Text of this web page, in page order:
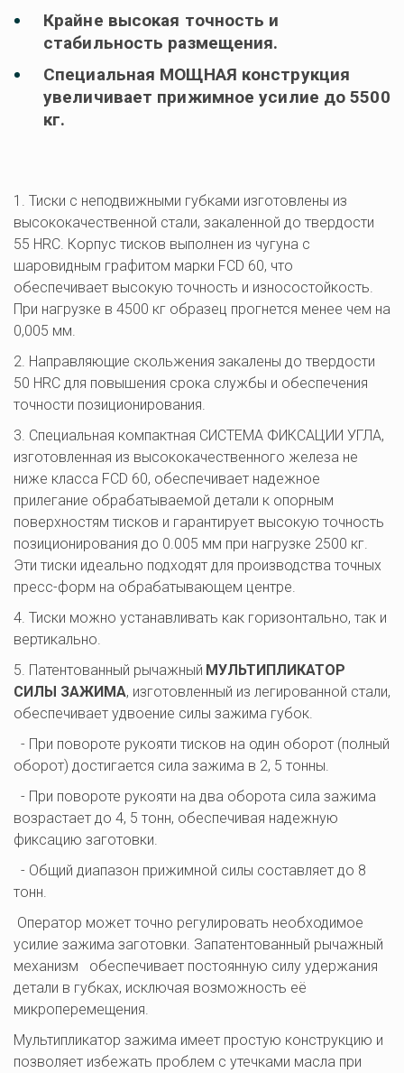
Крайне высокая точность и
стабильность размещения.
Специальная МОЩНАЯ конструкция
увеличивает прижимное усилие до 5500
кг.
1. Тиски с неподвижными губками изготовлены из
высококачественной стали, закаленной до твердости
55 HRC. Корпус тисков выполнен из чугуна с
шаровидным графитом марки FCD 60, что
обеспечивает высокую точность и износостойкость.
При нагрузке в 4500 кг образец прогнется менее чем на
0,005 мм.
2. Направляющие скольжения закалены до твердости
50 HRC для повышения срока службы и обеспечения
точности позиционирования.
3. Специальная компактная СИСТЕМА ФИКСАЦИИ УГЛА,
изготовленная из высококачественного железа не
ниже класса FCD 60, обеспечивает надежное
прилегание обрабатываемой детали к опорным
поверхностям тисков и гарантирует высокую точность
позиционирования до 0.005 мм при нагрузке 2500 кг.
Эти тиски идеально подходят для производства точных
пресс-форм на обрабатывающем центре.
4. Тиски можно устанавливать как горизонтально, так и
вертикально.
5. Патентованный рычажный МУЛЬТИПЛИКАТОР
СИЛЫ ЗАЖИМА, изготовленный из легированной стали,
обеспечивает удвоение силы зажима губок.
оборот) достигается сила зажима в 2, 5 тонны.
возрастает до 4, 5 тонн, обеспечивая надежную
фиксацию заготовки.
тонн.
усилие зажима заготовки. Запатентованный рычажный
механизм   обеспечивает постоянную силу удержания
детали в губках, исключая возможность её
микроперемещения.
Мультипликатор зажима имеет простую конструкцию и
позволяет избежать проблем с утечками масла при